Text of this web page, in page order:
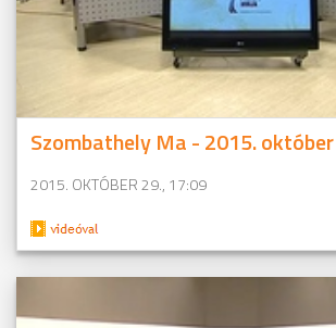
Szombathely Ma - 2015.
2015. OKTÓBER 29., 17:09